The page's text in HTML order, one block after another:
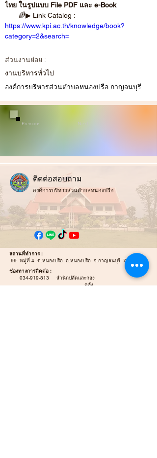
ไทย ในรูปแบบ File PDF และ e-Book
🌈▶ Link Catalog :
https://www.kpi.ac.th/knowledge/book?
category=2&search=
ส่วนงานย่อย :
งานบริหารทั่วไป
องค์การบริหารส่วนตำบลหนองปรือ กาญจนบุรี
Previous Next
ติดต่อสอบถาม
องค์การบริหารส่วนตำบลหนองปรือ
สถานที่ทำการ :
99 หมู่ที่ 4 ต.หนองปรือ อ.หนองปรือ จ.กาญจนบุรี 71220
ช่องทางการติดต่อ :
034-919-813 สำนักปลัดและกอง
คลัง